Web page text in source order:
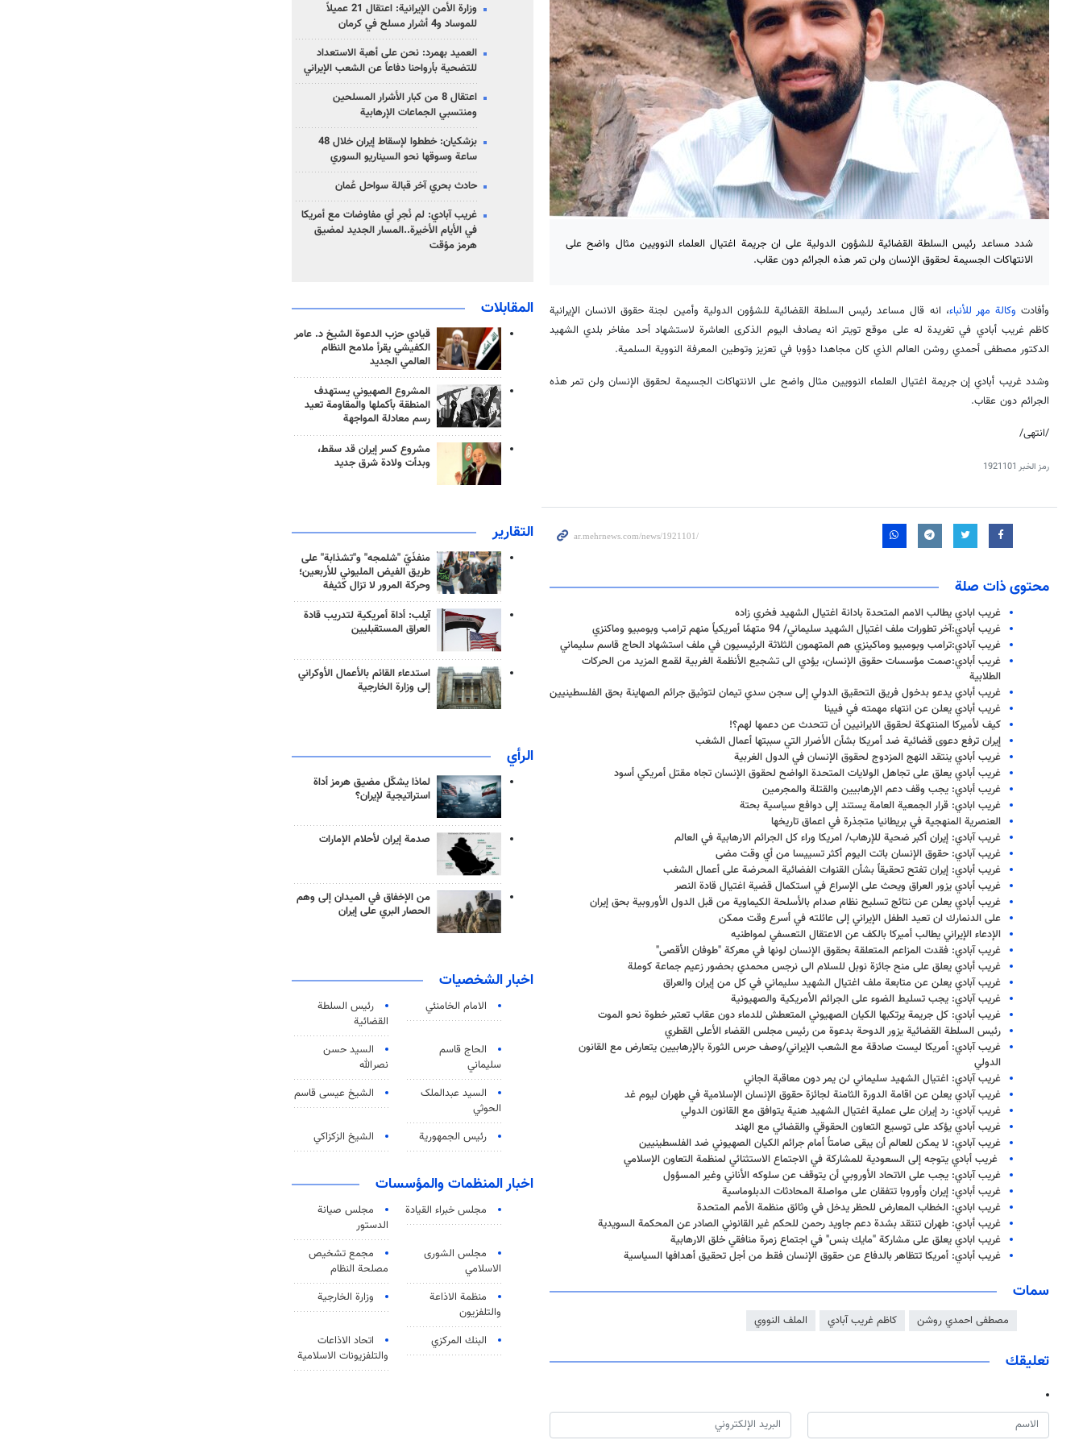
شدد مساعد رئيس السلطة القضائية للشؤون الدولية على ان جريمة اغتيال العلماء النوويين مثال واضح على
الانتهاكات الجسيمة لحقوق الإنسان ولن تمر هذه الجرائم دون عقاب.
وأفادت وكالة مهر للأنباء، انه قال مساعد رئيس السلطة القضائية للشؤون الدولية وأمين لجنة حقوق الانسان الإيرانية
كاظم غريب أبادي في تغريدة له على موقع تويتر انه يصادف اليوم الذكرى العاشرة لاستشهاد أحد مفاخر بلدي الشهيد
الدكتور مصطفى أحمدي روشن العالم الذي كان مجاهدا دؤوبا في تعزيز وتوطين المعرفة النووية السلمية.
وشدد غريب أبادي إن جريمة اغتيال العلماء النوويين مثال واضح على الانتهاكات الجسيمة لحقوق الإنسان ولن تمر هذه
الجرائم دون عقاب.
/انتهى/
رمز الخبر 1921101
محتوى ذات صلة
غريب ابادي يطالب الامم المتحدة بادانة اغتيال الشهيد فخري زاده
غريب أبادي:آخر تطورات ملف اغتيال الشهيد سليماني/ 94 متهمًا أمريكياً منهم ترامب وبومبيو وماكنزي
غريب آبادي:ترامب وبومبيو وماكينزي هم المتهمون الثلاثة الرئيسيون في ملف استشهاد الحاج قاسم سليماني
غريب أبادي:صمت مؤسسات حقوق الإنسان، يؤدي الى تشجيع الأنظمة الغربية لقمع المزيد من الحركات
الطلابية
غريب أبادي يدعو بدخول فريق التحقيق الدولي إلى سجن سدي تيمان لتوثیق جرائم الصهاينة بحق الفلسطينيين
غريب أبادي يعلن عن انتهاء مهمته في فيينا
كيف لأميركا المنتهكة لحقوق الايرانيين أن تتحدث عن دعمها لهم؟!
إيران ترفع دعوى قضائية ضد أمريكا بشأن الأضرار التي سببتها أعمال الشغب
غريب أبادي ينتقد النهج المزدوج لحقوق الإنسان في الدول الغربية
غريب أبادي يعلق على تجاهل الولايات المتحدة الواضح لحقوق الإنسان تجاه مقتل أمريكي أسود
غريب أبادي: يجب وقف دعم الإرهابيين والقتلة والمجرمين
غريب ابادي: قرار الجمعية العامة يستند إلى دوافع سياسية بحتة
العنصرية المنهجية في بريطانيا متجذرة في اعماق تاريخها
غريب آبادي: إيران أكبر ضحية للإرهاب/ امريكا وراء كل الجرائم الارهابية في العالم
غريب آبادي: حقوق الإنسان باتت اليوم أكثر تسييسا من أي وقت مضى
غريب أبادي: إيران تفتح تحقيقاً بشأن القنوات الفضائية المحرضة علی أعمال الشغب
غريب أبادي يزور العراق ويحث على الإسراع في استكمال قضية اغتيال قادة النصر
غريب أبادي يعلن عن نتائج تسليح نظام صدام بالأسلحة الكيماوية من قبل الدول الأوروبية بحق إيران
على الدنمارك ان تعيد الطفل الإيراني إلى عائلته في أسرع وقت ممكن
الإدعاء الإيراني يطالب أميركا بالكف عن الاعتقال التعسفي لمواطنيه
غريب آبادي: فقدت المزاعم المتعلقة بحقوق الإنسان لونها في معركة "طوفان الأقصى"
غريب أبادي يعلق على منح جائزة نوبل للسلام الى نرجس محمدي بحضور زعيم جماعة كوملة
غريب آبادي يعلن عن متابعة ملف اغتيال الشهيد سليماني في كل من إيران والعراق
غريب آبادي: يجب تسليط الضوء على الجرائم الأمريكية والصهيونية
غريب أبادي: كل جريمة يرتكبها الكيان الصهيوني المتعطش للدماء دون عقاب تعتبر خطوة نحو الموت
رئيس السلطة القضائية يزور الدوحة بدعوة من رئيس مجلس القضاء الأعلى القطري
غريب آبادي: أمريكا ليست صادقة مع الشعب الإيراني/وصف حرس الثورة بالإرهابيين يتعارض مع القانون
الدولي
غريب آبادي: اغتيال الشهيد سليماني لن يمر دون معاقبة الجاني
غريب آبادي يعلن عن اقامة الدورة الثامنة لجائزة حقوق الإنسان الإسلامية في طهران ليوم غد
غريب آبادي: رد إيران على عملية اغتيال الشهيد هنية يتوافق مع القانون الدولي
غريب أبادي يؤكد على توسيع التعاون الحقوقي والقضائي مع الهند
غريب آبادي: لا يمكن للعالم أن يبقى صامتاً أمام جرائم الكيان الصهيوني ضد الفلسطينيين
غريب أبادي يتوجه إلى السعودية للمشاركة في الاجتماع الاستثنائي لمنظمة التعاون الإسلامي
غريب آبادي: يجب على الاتحاد الأوروبي أن يتوقف عن سلوكه الأناني وغير المسؤول
غريب أبادي: إيران وأوروبا تتفقان على مواصلة المحادثات الدبلوماسية
غريب ابادي: الخطاب المعارض للحظر يدخل في وثائق منظمة الأمم المتحدة
غريب أبادي: طهران تنتقد بشدة دعم جاويد رحمن للحكم غير القانوني الصادر عن المحكمة السويدية
غريب ابادي يعلق على مشاركة "مايك بنس" في اجتماع زمرة منافقي خلق الارهابية
غريب أبادي: أمريكا تتظاهر بالدفاع عن حقوق الإنسان فقط من أجل تحقيق أهدافها السياسية
سمات
مصطفى احمدي روشن كاظم غريب آبادي الملف النووي
تعليقك
وزارة الأمن الإيرانية: اعتقال 21 عميلاً
للموساد و4 أشرار مسلح في كرمان
العميد بهمرد: نحن على أهبة الاستعداد
للتضحية بأرواحنا دفاعاً عن الشعب الإيراني
اعتقال 8 من كبار الأشرار المسلحين
ومنتسبي الجماعات الإرهابية
بزشكيان: خططوا لإسقاط إيران خلال 48
ساعة وسوقها نحو السيناريو السوري
حادث بحري آخر قبالة سواحل عُمان
غريب آبادي: لم نُجرِ أي مفاوضات مع أمريكا
في الأيام الأخيرة..المسار الجديد لمضيق
هرمز مؤقت
المقابلات
قيادي حزب الدعوة الشيخ د. عامر
الكفيشي يقرأ ملامح النظام
العالمي الجديد
المشروع الصهيوني يستهدف
المنطقة بأكملها والمقاومة تعيد
رسم معادلة المواجهة
مشروع كسر إيران قد سقط،
وبدأت ولادة شرق جديد
التقارير
منفذَيّ "شلمجه" و"تشذابة" على
طريق الفيض المليوني للأربعين؛
وحركة المرور لا تزال كثيفة
آيلب: أداة أمريكية لتدريب قادة
العراق المستقبليين
استدعاء القائم بالأعمال الأوكراني
إلى وزارة الخارجية
الرأي
لماذا يشكّل مضيق هرمز أداة
استراتيجية لإيران؟
صدمة إيران لأحلام الإمارات
من الإخفاق في الميدان إلى وهم
الحصار البري على إيران
اخبار الشخصيات
الامام الخامنئي
رئیس السلطة
القضائیة
الحاج قاسم
سليماني
السيد حسن
نصرالله
السید عبدالملک
الحوثي
الشيخ عيسى قاسم
رئيس الجمهورية الشيخ الزكزاكي
اخبار المنظمات والمؤسسات
مجلس خبراء القيادة
مجلس صيانة
الدستور
مجلس الشورى
الاسلامي
مجمع تشخيص
مصلحة النظام
منظمة الاذاعة
والتلفزیون
وزارة الخارجية
البنك المركزي
اتحاد الاذاعات
والتلفزيونات الاسلامية